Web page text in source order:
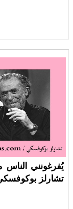
يُفرغونني الناس
تشارلز